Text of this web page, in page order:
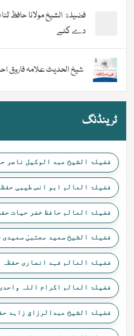
فضیلة الشيخ مولانا حافظ
دے گئے
شیخ الحدیث علامہ فاروق
ٹرینڈنگ
فضیلۃ الشیخ عبد الوکیل ناصر
فضیلۃ العالم ابو انس طیبی
فضیلۃ العالم حافظ خضر حیات
فضیلۃ الشیخ سعید مجتبیٰ سعیدی
فضیلۃ العالم فہد انصاری حفظہ
فضیلۃ العالم اکرام اللہ
فضیلۃ الشیخ عبدالرزاق زاہد